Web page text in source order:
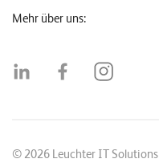
Mehr über uns:
© 2026 Leuchter IT Solutions